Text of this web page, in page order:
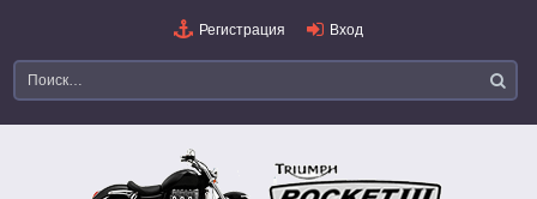
Регистрация Вход